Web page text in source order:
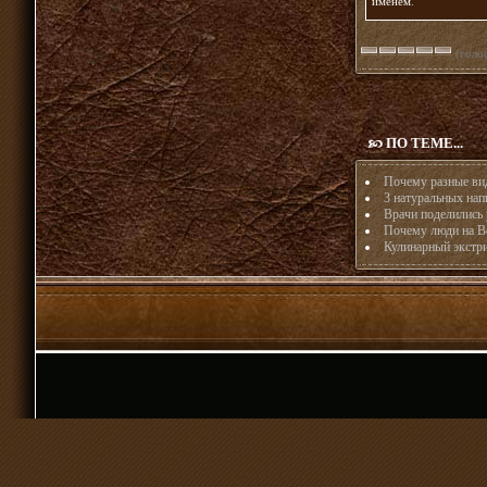
ПО ТЕМЕ...
Почему разные
3 натуральных
Врачи поделились
Почему люди на
Кулинарный